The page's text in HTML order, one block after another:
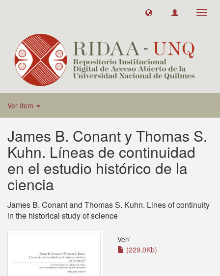
Ver ítem
James B. Conant y Thomas S.
Kuhn. Líneas de continuidad
en el estudio histórico de la
ciencia
James B. Conant and Thomas S. Kuhn. Lines of continuity
in the historical study of science
Ver/
(229.0Kb)